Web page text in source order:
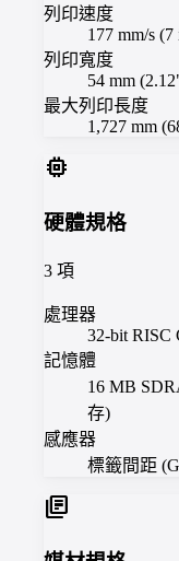
列印速度
177 mm/s (7
列印寬度
54 mm
最大列印長度
1,727 mm
memory
硬體規格
3 項
處理器
32-bit RISC
記憶體
16 MB
存)
感應器
標籤間距
library_books